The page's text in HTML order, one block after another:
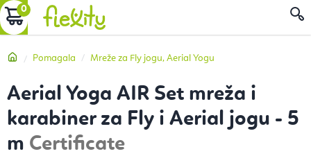
Preskoči
na
KOŠARICA
Početna
Pomagala Mreže za Fly jogu, Aerial Yogu
Aerial Yoga AIR Set mreža i
karabiner za Fly i Aerial jogu - 5
m Certificate